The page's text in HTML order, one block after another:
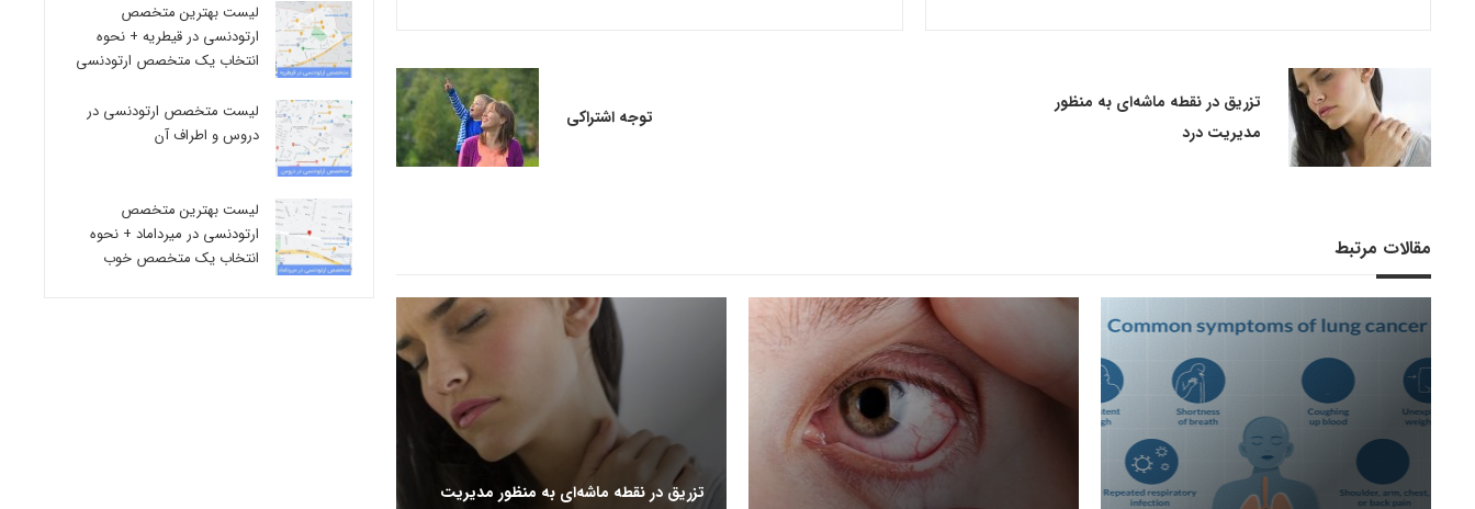
تزریق در نقطه ماشه‌ای به منظور
مدیریت درد
توجه اشتراکی
مقالات مرتبط
تزریق در نقطه ماشه‌ای به منظور مدیریت
لیست بهترین متخصص
ارتودنسی در قیطریه + نحوه
انتخاب یک متخصص ارتودنسی
لیست متخصص ارتودنسی در
دروس و اطراف آن
لیست بهترین متخصص
ارتودنسی در میرداماد + نحوه
انتخاب یک متخصص خوب